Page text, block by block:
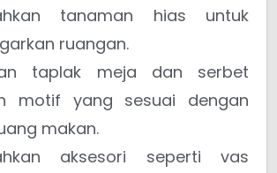
tanaman hias untuk
ruangan.
taplak meja dan serbet
motif yang sesuai dengan
makan.
aksesori seperti vas